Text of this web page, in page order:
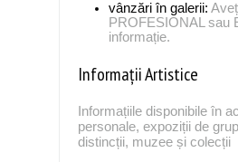
vânzări în galerii:
PROFESIONAL sau
informație.
Informații Artistice
Informațiile disponibile în
personale, expoziții de
distincții, muzee și colecții